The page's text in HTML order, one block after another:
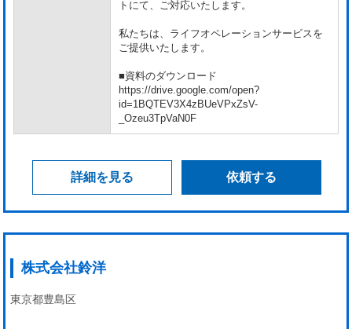
トにて、ご対応いたします。
私たちは、ライフオペレーションサービスを
ご提供いたします。
■資料のダウンロード
https://drive.google.com/open?
id=1BQTEV3X4zBUeVPxZsV-
_Ozeu3TpVaN0F
詳細を見る 依頼する
株式会社鈴洋
東京都豊島区